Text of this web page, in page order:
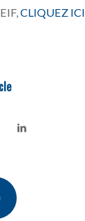
CLIQUEZ ICI